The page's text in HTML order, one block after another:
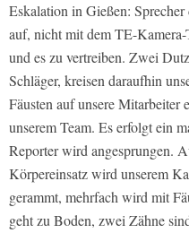
Eskalation in Gießen:
auf, nicht mit dem TE-Kamera-
und es zu vertreiben. Zwei
Schläger, kreisen daraufhin
Fäusten auf unsere
unserem Team. Es erfolgt ein
Reporter wird angesprungen.
Körpereinsatz wird unserem
gerammt, mehrfach wird mit
geht zu Boden, zwei Zähne